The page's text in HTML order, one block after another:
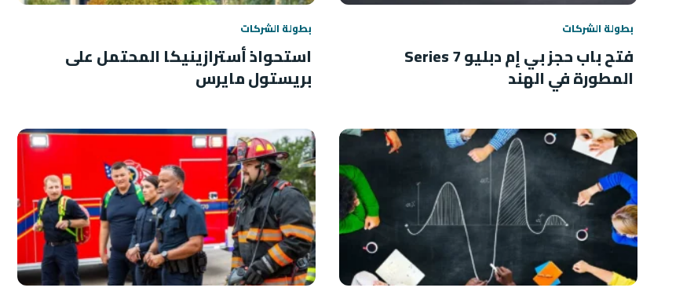
بطولة الشركات
فتح باب حجز بي إم دبليو 7 Series
المطورة في الهند
بطولة الشركات
استحواذ أسترازينيكا المحتمل على
بريستول مايرس